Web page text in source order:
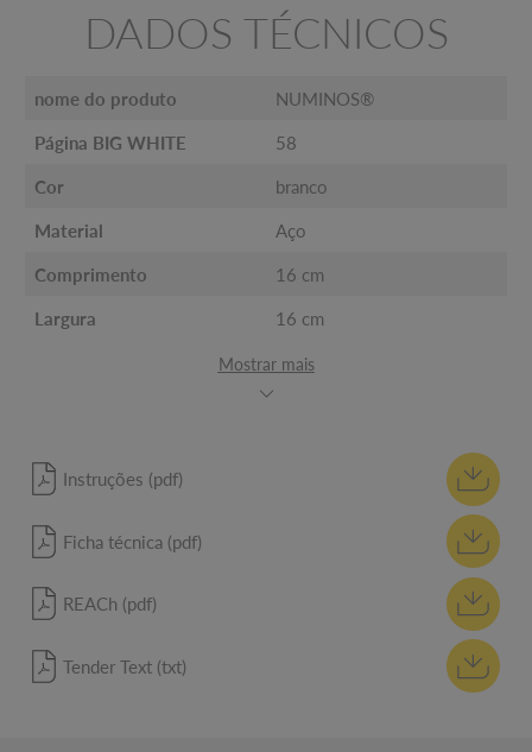
DADOS TÉCNICOS
nome do produto NUMINOS®
Página BIG WHITE 58
Cor branco
Material Aço
Comprimento 16 cm
Largura 16 cm
Mostrar mais
Instruções (pdf)
Ficha técnica (pdf)
REACh (pdf)
Tender Text (txt)